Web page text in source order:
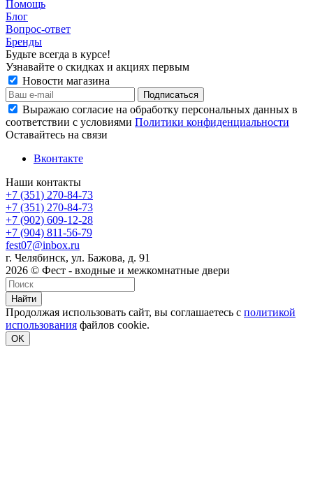
Помощь
Блог
Вопрос-ответ
Бренды
Будьте всегда в курсе!
Узнавайте о скидках и акциях первым
Новости магазина
Выражаю согласие на обработку персональных данных в
соответствии с условиями Политики конфиденциальности
Оставайтесь на связи
Вконтакте
Наши контакты
+7 (351) 270-84-73
+7 (351) 270-84-73
+7 (902) 609-12-28
+7 (904) 811-56-79
fest07@inbox.ru
г. Челябинск, ул. Бажова, д. 91
2026 © Фест - входные и межкомнатные двери
Найти
Продолжая использовать сайт, вы соглашаетесь с политикой
использования файлов cookie.
OK